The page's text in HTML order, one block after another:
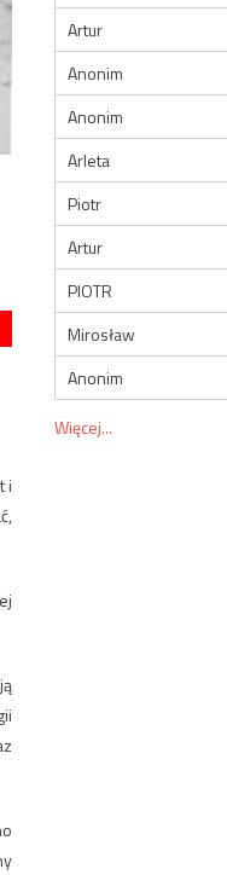
i
Artur
Anonim
Anonim
Arleta
Piotr
Artur
PIOTR
Mirosław
Anonim
Więcej...